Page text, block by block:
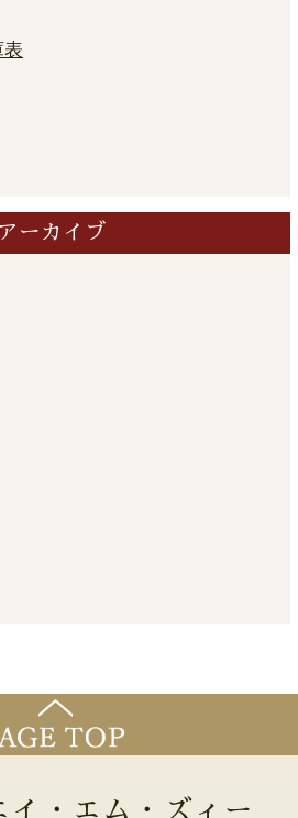
表
アーカイブ
イ・エム・ズィー